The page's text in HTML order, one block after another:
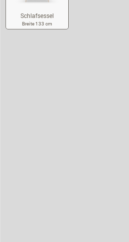
Schlafsessel
Breite 133 cm